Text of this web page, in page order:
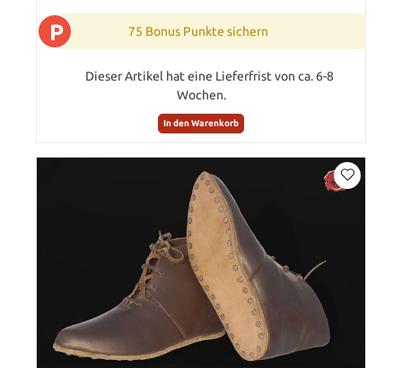
P 75 Bonus Punkte sichern
Dieser Artikel hat eine Lieferfrist von ca. 6-8
Wochen.
In den Warenkorb